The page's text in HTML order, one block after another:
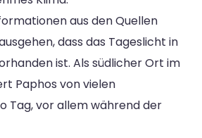
aus den Quellen
dass das Tageslicht in
ist. Als südlicher Ort im
Paphos von vielen
Tag, vor allem während der